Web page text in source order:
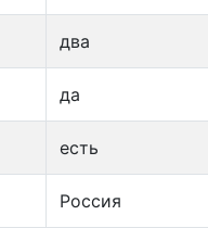
два
да
есть
Россия